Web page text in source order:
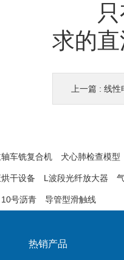
只有
求的
上一篇 : 线性
车铣复合机 犬心肺检查模型
烘干设备 L波段光纤放大器
10号沥青 导管型滑触线
热销产品